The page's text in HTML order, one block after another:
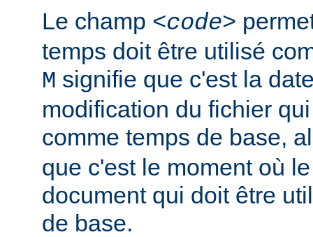
Le champ <code>
temps doit être utilisé
M signifie que c'est la
modification du fichier
comme temps de base,
que c'est le moment où
document qui doit être
de base.